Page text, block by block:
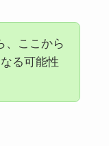
、ここから
る可能性